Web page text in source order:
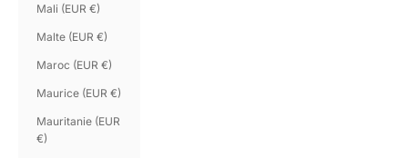
Mali (EUR €)
Malte (EUR €)
Maroc (EUR €)
Maurice (EUR €)
Mauritanie (EUR
€)